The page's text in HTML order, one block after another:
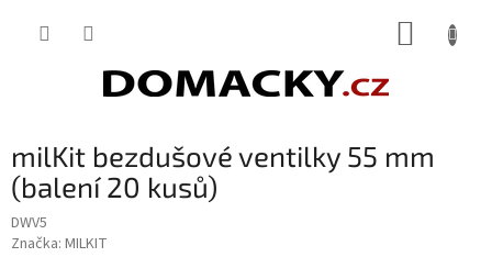
milKit bezdušové ventilky 55 mm
(balení 20 kusů)
DWV5
Značka: MILKIT